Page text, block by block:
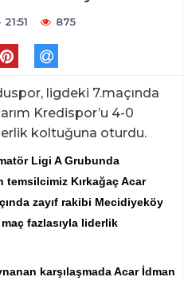
875
ligdeki 7.maçında
Kredispor’u 4-0
koltuğuna oturdu.
Ligi A Grubunda
Kırkağaç Acar
zayıf rakibi Mecidiyeköy
fazlasıyla liderlik
karşılaşmada Acar İdman